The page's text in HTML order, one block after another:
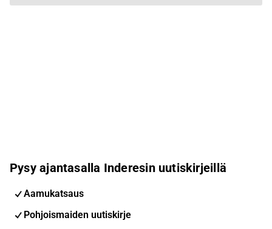
Pysy ajantasalla Inderesin uutiskirjeillä
Aamukatsaus
Pohjoismaiden uutiskirje